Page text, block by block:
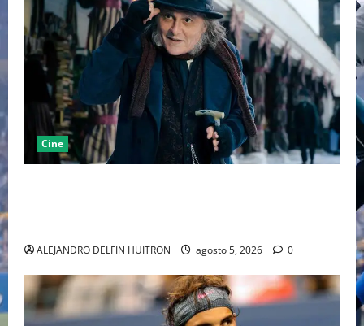
Cine
ALEJANDRO DELFIN HUITRON agosto 5, 2026 0